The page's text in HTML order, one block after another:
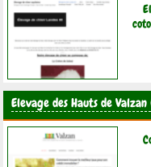
Elevage des Hauts de Valzan